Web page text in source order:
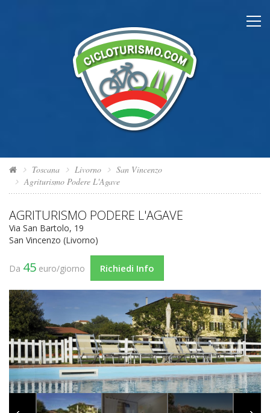
Toscana Livorno
San Vincenzo
Agriturismo Podere L'Agave
AGRITURISMO PODERE L'AGAVE
Via San Bartolo, 19
San Vincenzo (Livorno)
Da 45 euro/giorno Richiedi Info